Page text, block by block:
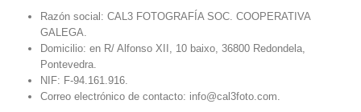
Razón social: CAL3 FOTOGRAFÍA SOC. COOPERATIVA
GALEGA.
Domicilio: en R/ Alfonso XII, 10 baixo, 36800 Redondela,
Pontevedra.
NIF: F-94.161.916.
Correo electrónico de contacto: info@cal3foto.com.